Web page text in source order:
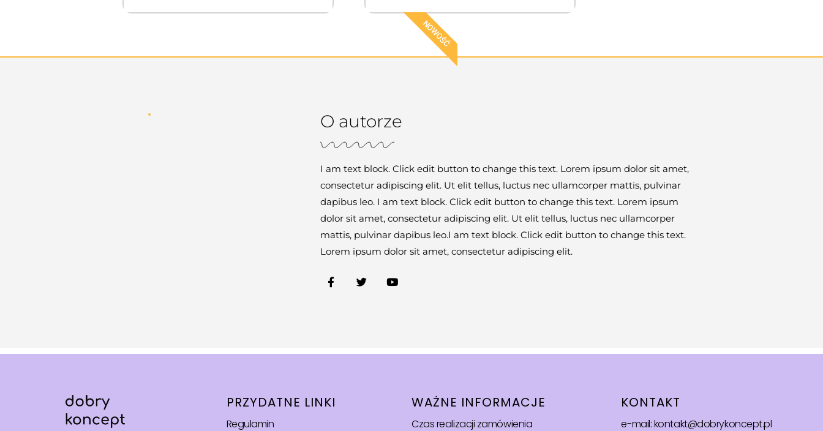
NOWOŚĆ
O autorze
I am text block. Click edit button to change this text. Lorem ipsum dolor sit amet,
consectetur adipiscing elit. Ut elit tellus, luctus nec ullamcorper mattis, pulvinar
dapibus leo. I am text block. Click edit button to change this text. Lorem ipsum
dolor sit amet, consectetur adipiscing elit. Ut elit tellus, luctus nec ullamcorper
mattis, pulvinar dapibus leo.I am text block. Click edit button to change this text.
Lorem ipsum dolor sit amet, consectetur adipiscing elit.
PRZYDATNE LINKI
Regulamin
WAŻNE INFORMACJE
Czas realizacji zamówienia
KONTAKT
e-mail: kontakt@dobrykoncept.pl